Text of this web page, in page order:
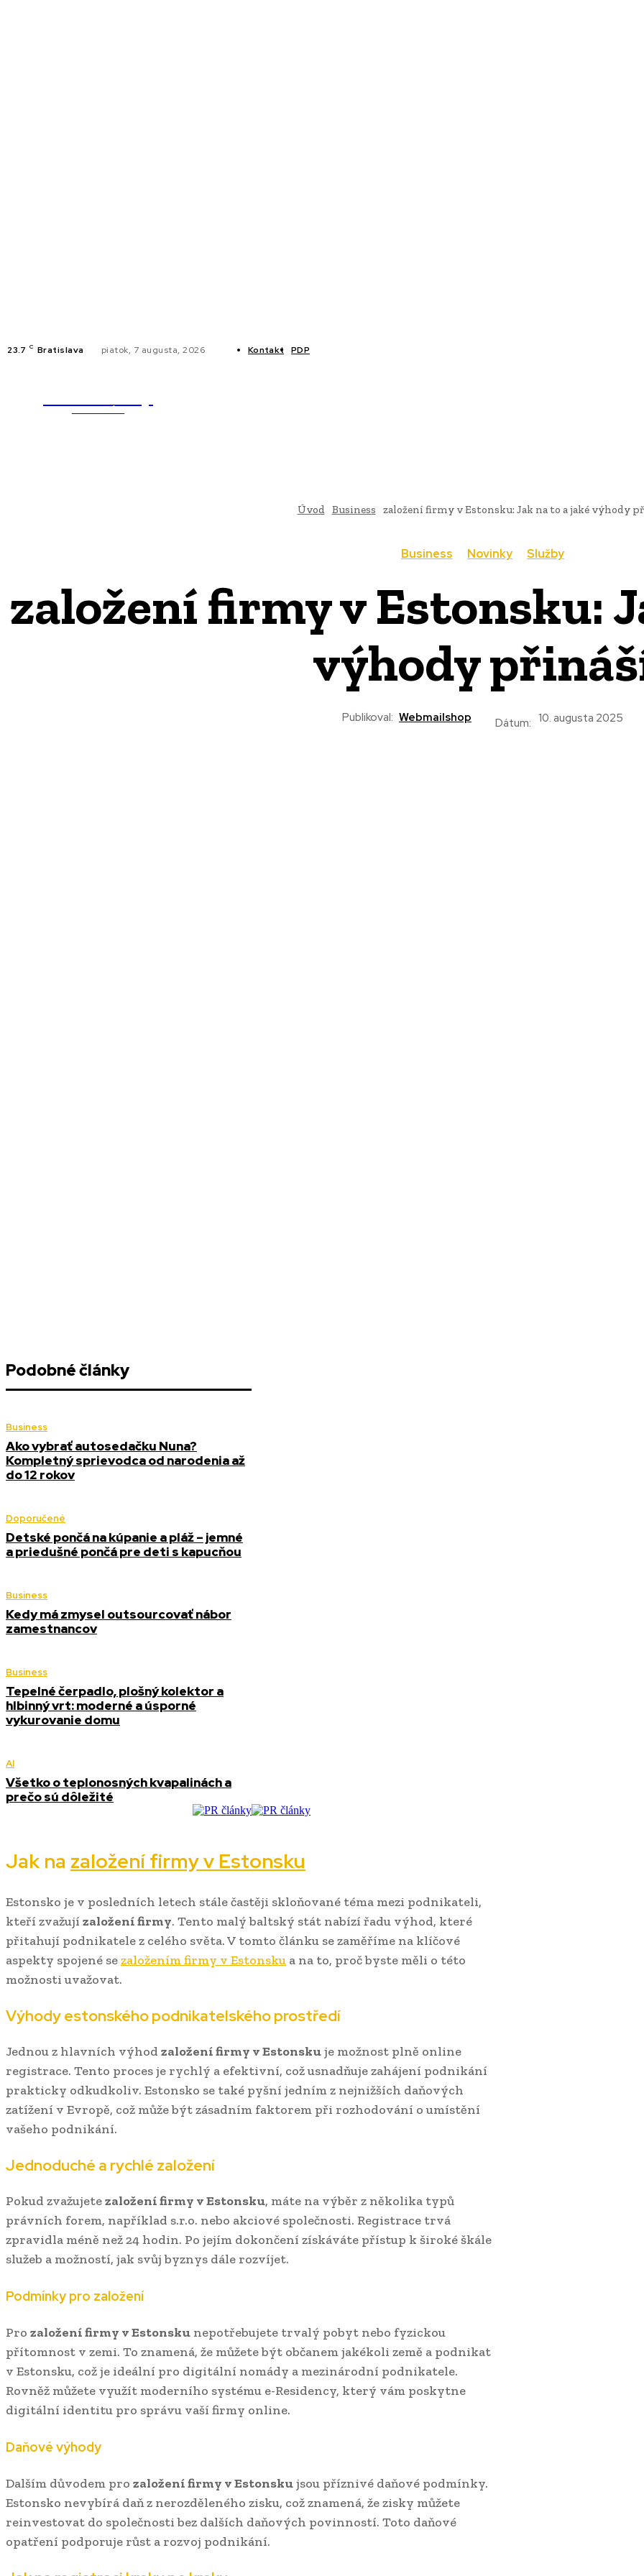
23.7 C Bratislava piatok, 7 augusta, 2026 Kontakt PDP
Úvod Business založení firmy v Estonsku: Jak na to a jaké výhody
Business Novinky Služby
založení firmy v Estonsku:
výhody
Publikoval: Webmailshop Dátum: 10. augusta 2025
Podobné články
Business
Ako vybrať autosedačku Nuna?
Kompletný sprievodca od narodenia až
do 12 rokov
Doporučené
Detské pončá na kúpanie a pláž – jemné
a priedušné pončá pre deti s kapucňou
Business
Kedy má zmysel outsourcovať nábor
zamestnancov
Business
Tepelné čerpadlo, plošný kolektor a
hlbinný vrt: moderné a úsporné
vykurovanie domu
AI
Všetko o teplonosných kvapalinách a
prečo sú dôležité
Jak na založení firmy v Estonsku
Estonsko je v posledních letech stále častěji skloňované téma mezi podnikateli,
kteří zvažují založení firmy. Tento malý baltský stát nabízí řadu výhod, které
přitahují podnikatele z celého světa. V tomto článku se zaměříme na klíčové
aspekty spojené sezaložením firmy v Estonsku a na to, proč byste měli o této
možnosti uvažovat.
Výhody estonského podnikatelského prostředí
Jednou z hlavních výhod založení firmy v Estonskuje možnost plně online
registrace. Tento proces je rychlý a efektivní, což usnadňuje zahájení podnikání
prakticky odkudkoliv. Estonsko se také pyšní jedním z nejnižších daňových
zatížení v Evropě, což může být zásadním faktorem při rozhodování o umístění
vašeho podnikání.
Jednoduché a rychlé založení
Pokud zvažujetezaložení firmy v Estonsku, máte na výběr z několika typů
právních forem, například s.r.o. nebo akciové společnosti. Registrace trvá
zpravidla méně než 24 hodin. Po jejím dokončení získáváte přístup k široké škále
služeb a možností, jak svůj byznys dále rozvíjet.
Podmínky pro založení
Pro založení firmy v Estonsku nepotřebujete trvalý pobyt nebo fyzickou
přítomnost v zemi. To znamená, že můžete být občanem jakékoli země a podnikat
v Estonsku, což je ideální pro digitální nomády a mezinárodní podnikatele.
Rovněž můžete využít moderního systému e-Residency, který vám poskytne
digitální identitu pro správu vaší firmy online.
Daňové výhody
Dalším důvodem pro založení firmy v Estonskujsou příznivé daňové podmínky.
Estonsko nevybírá daň z nerozděleného zisku, což znamená, že zisky můžete
reinvestovat do společnosti bez dalších daňových povinností. Toto daňové
opatření podporuje růst a rozvoj podnikání.